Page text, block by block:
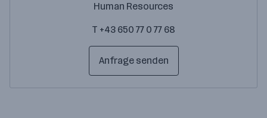
Human Resources
T +43 650 77 0 77 68
Anfrage senden